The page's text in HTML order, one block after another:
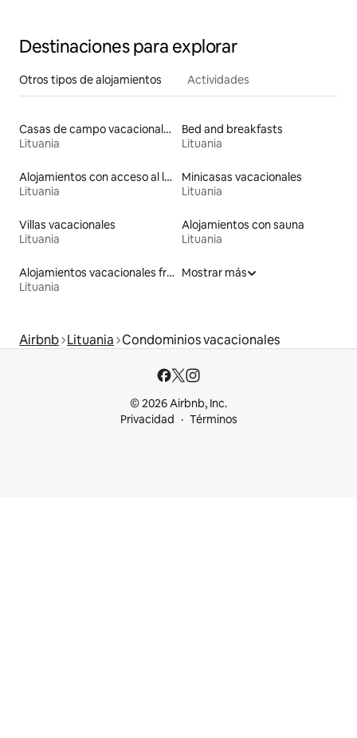
Destinaciones para explorar
Otros tipos de alojamientos Actividades
Casas de campo vacacionales
Lituania
Bed and breakfasts
Lituania
Alojamientos con acceso al lago
Lituania
Minicasas vacacionales
Lituania
Villas vacacionales
Lituania
Alojamientos con sauna
Lituania
Alojamientos vacacionales frente a la playa
Lituania
Mostrar más
Airbnb Lituania Condominios vacacionales
© 2026 Airbnb, Inc.
Privacidad
Términos